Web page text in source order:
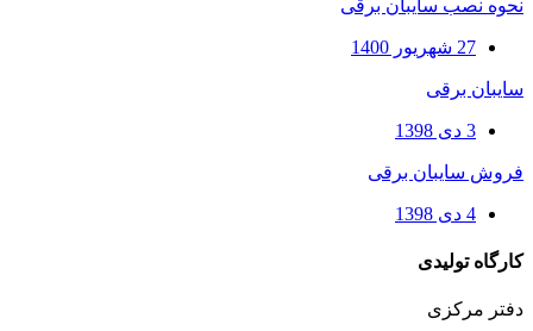
نحوه نصب سایبان برقی
27 شهریور 1400
سایبان برقی
3 دی 1398
فروش سایبان برقی
4 دی 1398
کارگاه تولیدی
دفتر مرکزی